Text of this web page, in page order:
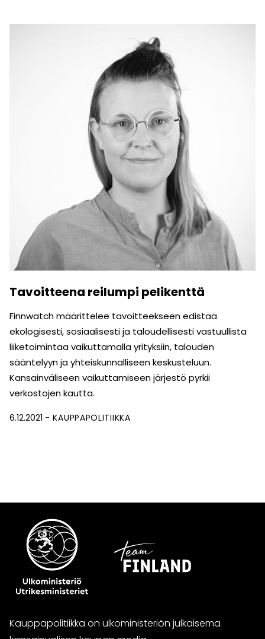
Tavoitteena reilumpi pelikenttä
Finnwatch määrittelee tavoitteekseen edistää
ekologisesti, sosiaalisesti ja taloudellisesti vastuullista
liiketoimintaa vaikuttamalla yrityksiin, talouden
sääntelyyn ja yhteiskunnalliseen keskusteluun.
Kansainväliseen vaikuttamiseen järjestö pyrkii
verkostojen kautta.
6.12.2021 KAUPPAPOLITIIKKA
Kauppapolitiikka on ulkoministeriön julkaisema